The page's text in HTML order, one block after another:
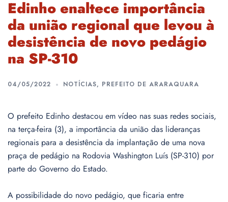
Edinho enaltece importância
da união regional que levou à
desistência de novo pedágio
na SP-310
04/05/2022 NOTÍCIAS, PREFEITO DE ARARAQUARA
O prefeito Edinho destacou em vídeo nas suas redes sociais,
na terça-feira (3), a importância da união das lideranças
regionais para a desistência da implantação de uma nova
praça de pedágio na Rodovia Washington Luís (SP-310) por
parte do Governo do Estado.
A possibilidade do novo pedágio, que ficaria entre